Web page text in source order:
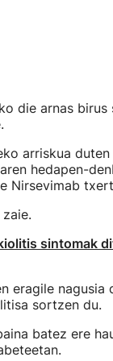
die arnas birus
arriskua
hedapen-
Nirsevimab
sintomak
eragile nagusia
sortzen du.
batez ere